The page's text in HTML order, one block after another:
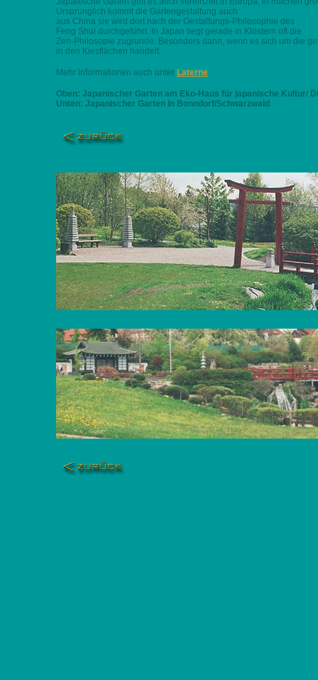
Ursprünglich kommt die Gartengestaltung auch
aus China sie wird dort nach der Gestaltungs-Philosophie des
Feng Shui durchgeführt. In Japan liegt gerade in Klöstern oft die
Zen-Philosopie zugrunde. Besonders dann, wenn es sich um die
in den Kiesflächen handelt.
Mehr Informationen auch unter Laterne
Oben: Japanischer Garten am Eko-Haus für japanische Kultur/
Unten: Japanischer Garten in Bonndorf/Schwarzwald